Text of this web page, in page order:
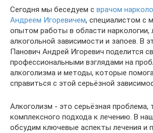
Сегодня мы беседуем с врачом
Андреем Игоревичем, специалистом с
опытом работы в области наркологии,
алкогольной зависимости и запоев. В
Панович Андрей Игоревич поделится
профессиональными взглядами на
алкоголизма и методы, которые
справиться с этой серьёзной
Алкоголизм - это серьёзная
комплексного подхода к лечению. В
обсудим ключевые аспекты лечения и